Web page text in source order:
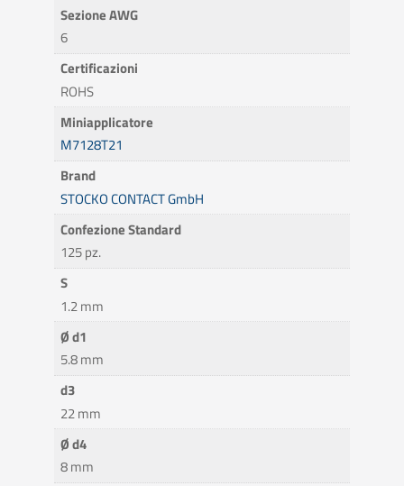
Sezione AWG
6
Certificazioni
ROHS
Miniapplicatore
M7128T21
Brand
STOCKO CONTACT GmbH
Confezione Standard
125 pz.
S
1.2 mm
Ø d1
5.8 mm
d3
22 mm
Ø d4
8 mm